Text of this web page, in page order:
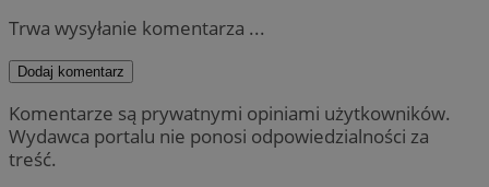
Trwa wysyłanie komentarza ...
Dodaj komentarz
Komentarze są prywatnymi opiniami użytkowników.
Wydawca portalu nie ponosi odpowiedzialności za
treść.